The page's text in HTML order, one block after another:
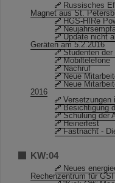
Russisches
Magnet aus St.
HGS-HIRe
Update nicht
Geräten am 5.2.2016
Studenten der
Mobiltelefone
Nachruf
Neue
Neue
2016
Versetzungen
Besichtigung
Schulung der
Heinerfest
Fastnacht -
KW:04
Neues
Rechenzentrum für